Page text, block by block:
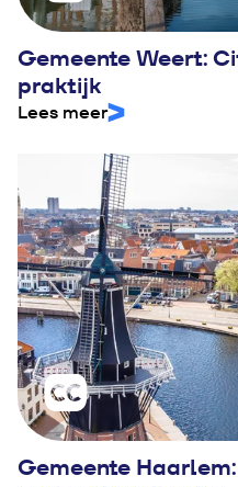
Gemeente Weert:
praktijk
Lees meer
Gemeente